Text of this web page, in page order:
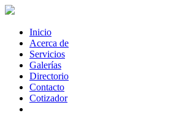
Inicio
Acerca de
Servicios
Galerías
Directorio
Contacto
Cotizador